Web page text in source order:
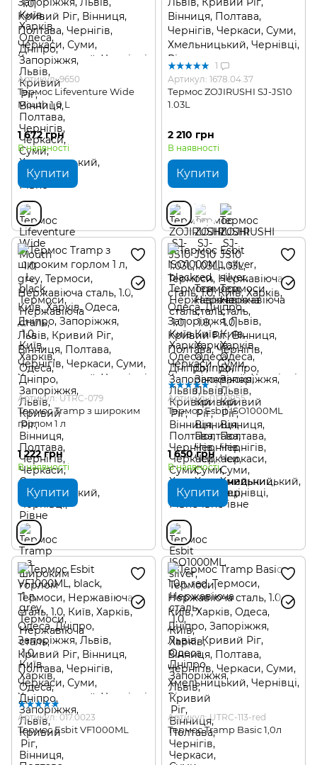
Артикул: 9650
Термос Lifeventure Wide
Mouth 1.0 L
1 672 грн
В наявності
Купити
1
Артикул: 1678.04.37
Термос ZOJIRUSHI SJ-JS10
1.03L
2 210 грн
В наявності
Купити
Артикул: UTRC-079
Термос Tramp з широким
горлом 1 л
1 222 грн
В наявності
Купити
1
Артикул: 017.0055
Термос Esbit ISO1000ML
1 650 грн
В наявності
Купити
Артикул: 017.0023
Термос Esbit VF1000ML
Артикул: UTRC-113-red
Термос Tramp Basic 1,0л